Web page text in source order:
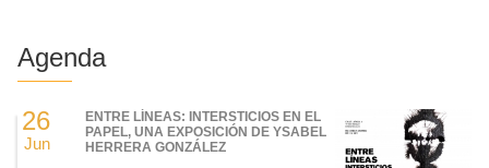
Agenda
26
Jun
ENTRE LÍNEAS: INTERSTICIOS EN EL
PAPEL, UNA EXPOSICIÓN DE YSABEL
HERRERA GONZÁLEZ